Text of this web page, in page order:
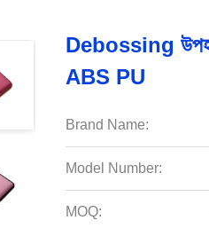
Debossing
ABS PU
Brand Name:
Model Number:
MOQ: